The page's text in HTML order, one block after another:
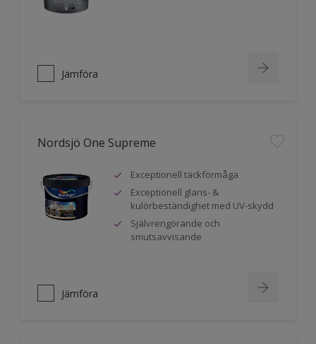
Jämföra
Nordsjö One Supreme
Exceptionell täckförmåga
Exceptionell glans- &
kulörbeständighet med UV-skydd
Självrengörande och
smutsavvisande
Jämföra